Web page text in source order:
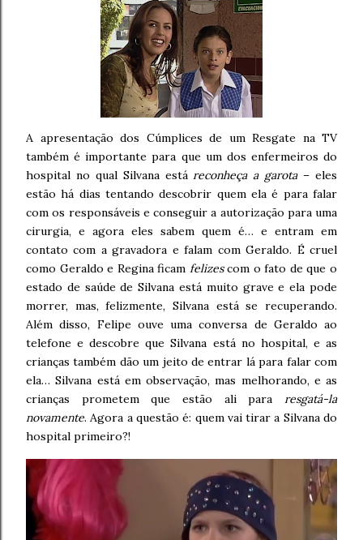
A apresentação dos Cúmplices de um Resgate na TV
também é importante para que um dos enfermeiros do
hospital no qual Silvana estáreconheça a garota– eles
estão há dias tentando descobrir quem ela é para falar
com os responsáveis e conseguir a autorização para uma
cirurgia, e agora eles sabem quem é… e entram em
contato com a gravadora e falam com Geraldo. É cruel
como Geraldo e Regina ficam felizescom o fato de que o
estado de saúde de Silvana está muito grave e ela pode
morrer, mas, felizmente, Silvana está se recuperando.
Além disso, Felipe ouve uma conversa de Geraldo ao
telefone e descobre que Silvana está no hospital, e as
crianças também dão um jeito de entrar lá para falar com
ela… Silvana está em observação, mas melhorando, e as
crianças prometem que estão ali para resgatá-la
novamente. Agora a questão é: quem vai tirar a Silvana do
hospital primeiro?!